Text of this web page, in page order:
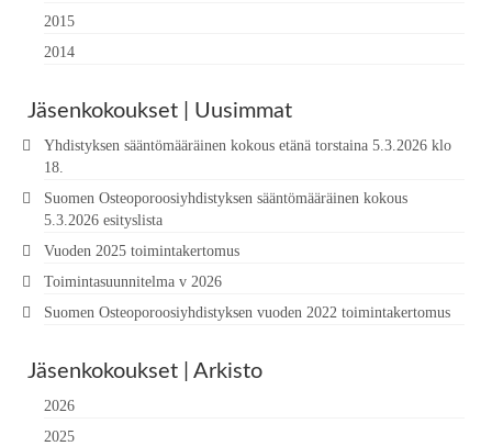
2015
2014
Jäsenkokoukset | Uusimmat
Yhdistyksen sääntömääräinen kokous etänä torstaina 5.3.2026 klo
18.
Suomen Osteoporoosiyhdistyksen sääntömääräinen kokous
5.3.2026 esityslista
Vuoden 2025 toimintakertomus
Toimintasuunnitelma v 2026
Suomen Osteoporoosiyhdistyksen vuoden 2022 toimintakertomus
Jäsenkokoukset | Arkisto
2026
2025